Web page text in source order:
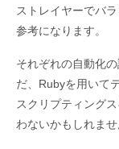
ストレイヤーでバ
参考になります。
それぞれの自動化
だ、Rubyを用いて
スクリプティング
わないかもしれませ